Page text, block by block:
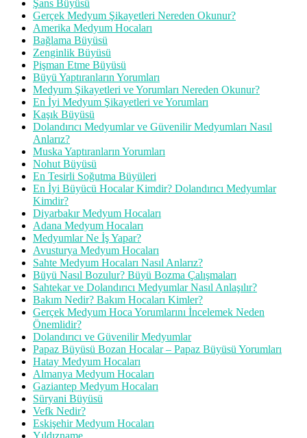
Şans Büyüsü
Gerçek Medyum Şikayetleri Nereden Okunur?
Amerika Medyum Hocaları
Bağlama Büyüsü
Zenginlik Büyüsü
Pişman Etme Büyüsü
Büyü Yaptıranların Yorumları
Medyum Şikayetleri ve Yorumları Nereden Okunur?
En İyi Medyum Şikayetleri ve Yorumları
Kaşık Büyüsü
Dolandırıcı Medyumlar ve Güvenilir Medyumları Nasıl
Anlarız?
Muska Yaptıranların Yorumları
Nohut Büyüsü
En Tesirli Soğutma Büyüleri
En İyi Büyücü Hocalar Kimdir? Dolandırıcı Medyumlar
Kimdir?
Diyarbakır Medyum Hocaları
Adana Medyum Hocaları
Medyumlar Ne İş Yapar?
Avusturya Medyum Hocaları
Sahte Medyum Hocaları Nasıl Anlarız?
Büyü Nasıl Bozulur? Büyü Bozma Çalışmaları
Sahtekar ve Dolandırıcı Medyumlar Nasıl Anlaşılır?
Bakım Nedir? Bakım Hocaları Kimler?
Gerçek Medyum Hoca Yorumlarını İncelemek Neden
Önemlidir?
Dolandırıcı ve Güvenilir Medyumlar
Papaz Büyüsü Bozan Hocalar – Papaz Büyüsü Yorumları
Hatay Medyum Hocaları
Almanya Medyum Hocaları
Gaziantep Medyum Hocaları
Süryani Büyüsü
Vefk Nedir?
Eskişehir Medyum Hocaları
Yıldızname